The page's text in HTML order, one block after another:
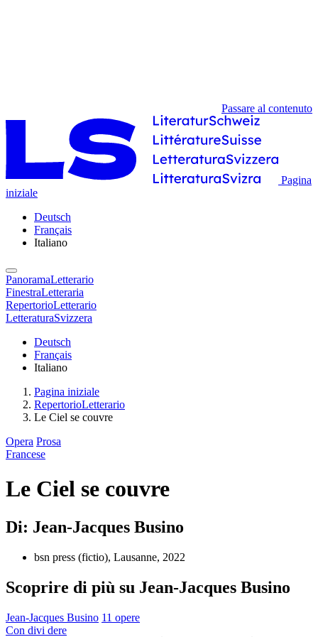
Passare al contenuto
Pagina
iniziale
Deutsch
Français
Italiano
PanoramaLetterario
FinestraLetteraria
RepertorioLetterario
LetteraturaSvizzera
Deutsch
Français
Italiano
Pagina iniziale
RepertorioLetterario
Le Ciel se couvre
Opera Prosa
Francese
Le Ciel se couvre
Di: Jean-Jacques Busino
bsn press (fictio), Lausanne, 2022
Scoprire di più su Jean-Jacques Busino
Jean-Jacques Busino 11 opere
Con divi dere